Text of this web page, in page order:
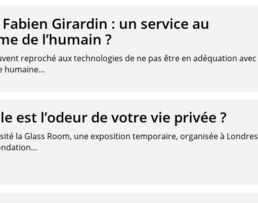
Girardin : un service au
de l’humain ?
reproché aux technologies de ne pas être en adéquation avec
humaine…
est l’odeur de votre vie privée ?
la Glass Room, une exposition temporaire, organisée à Londres